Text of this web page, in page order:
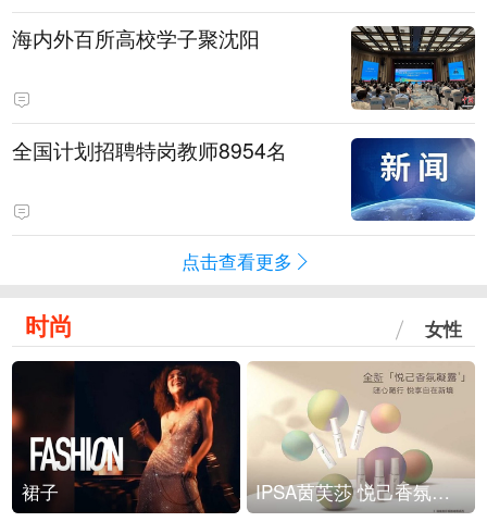
海内外百所高校学子聚沈阳
全国计划招聘特岗教师8954名
点击查看更多
时尚 女性
裙子 IPSA茵芙莎 悦己香氛凝露上市